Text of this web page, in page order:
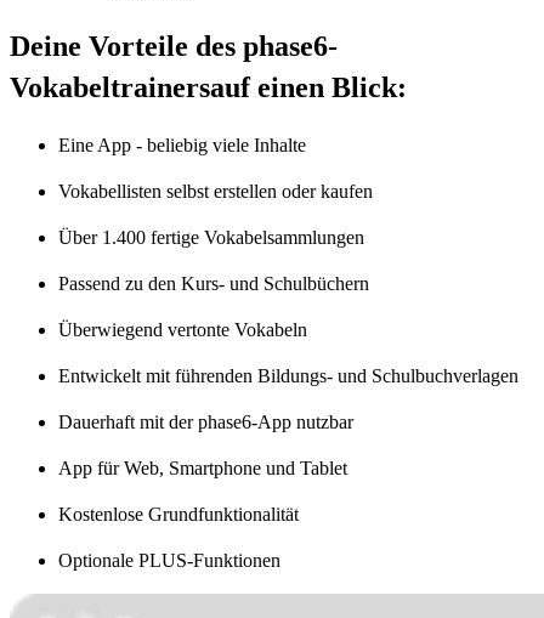
Deine Vorteile des phase6-
Vokabeltrainersauf einen Blick:
Eine App - beliebig viele Inhalte
Vokabellisten selbst erstellen oder kaufen
Über 1.400 fertige Vokabelsammlungen
Passend zu den Kurs- und Schulbüchern
Überwiegend vertonte Vokabeln
Entwickelt mit führenden Bildungs- und Schulbuchverlagen
Dauerhaft mit der phase6-App nutzbar
App für Web, Smartphone und Tablet
Kostenlose Grundfunktionalität
Optionale PLUS-Funktionen